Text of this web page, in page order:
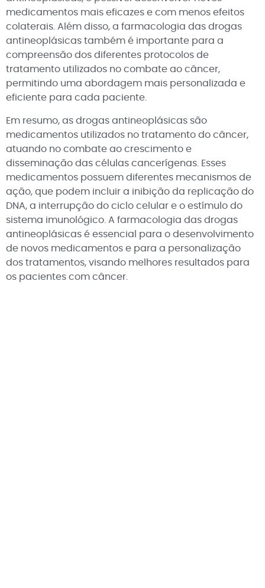
medicamentos mais eficazes e com menos efeitos
colaterais. Além disso, a farmacologia das drogas
antineoplásicas também é importante para a
compreensão dos diferentes protocolos de
tratamento utilizados no combate ao câncer,
permitindo uma abordagem mais personalizada e
eficiente para cada paciente.
Em resumo, as drogas antineoplásicas são
medicamentos utilizados no tratamento do câncer,
atuando no combate ao crescimento e
disseminação das células cancerígenas. Esses
medicamentos possuem diferentes mecanismos de
ação, que podem incluir a inibição da replicação do
DNA, a interrupção do ciclo celular e o estímulo do
sistema imunológico. A farmacologia das drogas
antineoplásicas é essencial para o desenvolvimento
de novos medicamentos e para a personalização
dos tratamentos, visando melhores resultados para
os pacientes com câncer.